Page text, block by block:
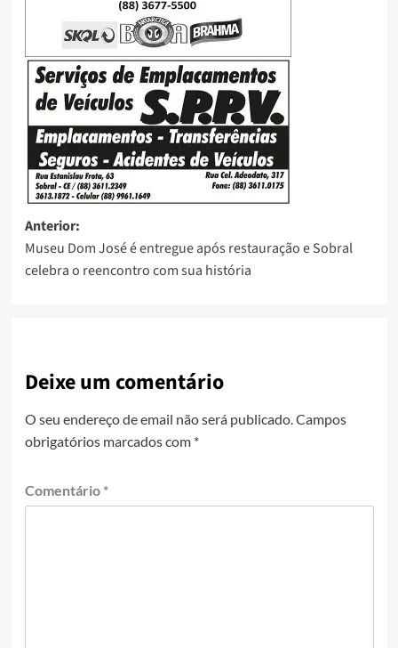
Anterior:
Museu Dom José é entregue após restauração e Sobral
celebra o reencontro com sua história
Deixe um comentário
O seu endereço de email não será publicado.Campos
obrigatórios marcados com *
Comentário *